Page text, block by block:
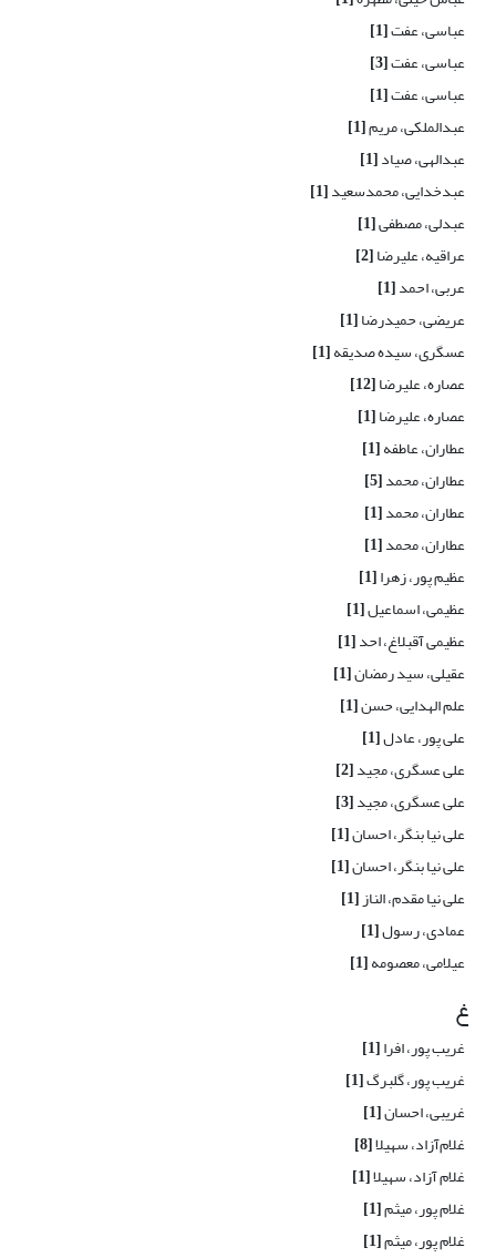
عباسی، عفت[1]
عباسی، عفت[3]
عباسی، عفت[1]
عبدالملکی، مریم[1]
عبدالهی، صیاد[1]
عبدخدایی، محمدسعید[1]
عبدلی، مصطفی[1]
عراقیه، علیرضا[2]
عربی، احمد[1]
عریضی، حمیدرضا[1]
عسگری، سیده صدیقه[1]
عصاره، علیرضا[12]
عصاره، علیرضا[1]
عطاران، عاطفه[1]
عطاران، محمد[5]
عطاران، محمد[1]
عطاران، محمد[1]
عظیم پور، زهرا[1]
عظیمی، اسماعیل[1]
عظیمی آقبلاغ، احد[1]
عقیلی، سید رمضان[1]
علم الهدایی، حسن[1]
علی پور، عادل[1]
علی عسگری، مجید[2]
علی عسگری، مجید[3]
علی نیا بنگر، احسان[1]
علی نیا بنگر، احسان[1]
علی نیا مقدم، الناز[1]
عمادی، رسول[1]
عیلامی، معصومه[1]
غ
غریب پور، افرا[1]
غریب پور، گلبرگ[1]
غریبی، احسان[1]
غلام‌آزاد، سهیلا[8]
غلام آزاد، سهیلا[1]
غلام پور، میثم[1]
غلام پور، میثم[1]